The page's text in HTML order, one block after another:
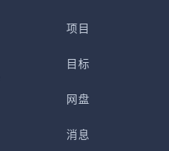
项目
目标
网盘
消息